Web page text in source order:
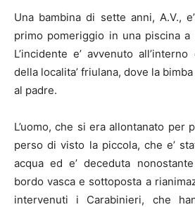
Una bambina di sette anni, A.V.,
primo pomeriggio in una piscina a
L’incidente e’ avvenuto
della localita’ friulana, dove la
al padre.
L’uomo, che si era allontanato per
perso di visto la piccola, che e’
acqua ed e’ deceduta
bordo vasca e sottoposta a
intervenuti i Carabinieri, che